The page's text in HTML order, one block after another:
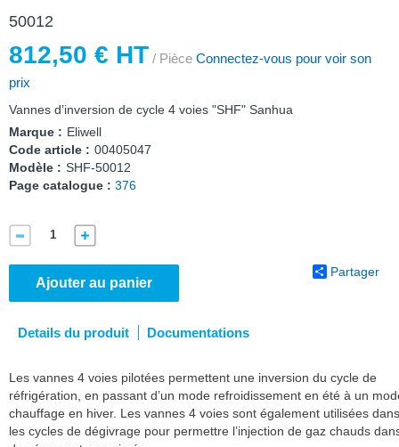
50012
812,50 € HT / Pièce Connectez-vous pour voir son
prix
Vannes d’inversion de cycle 4 voies "SHF" Sanhua
Marque : Eliwell
Code article : 00405047
Modèle : SHF-50012
Page catalogue : 376
Ajouter au panier
Partager
Details du produit Documentations
Les vannes 4 voies pilotées permettent une inversion du cycle de
réfrigération, en passant d’un mode refroidissement en été à un
chauffage en hiver. Les vannes 4 voies sont également utilisées dans
les cycles de dégivrage pour permettre l’injection de gaz chauds